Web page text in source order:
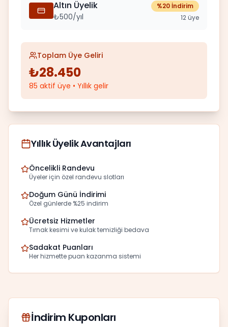
Altın Üyelik
₺500/yıl
%20İndirim
12 üye
Toplam Üye Geliri
₺28.450
85 aktif üye • Yıllık gelir
Yıllık Üyelik Avantajları
Öncelikli Randevu
Üyeler için özel randevu slotları
Doğum Günü İndirimi
Özel günlerde %25 indirim
Ücretsiz Hizmetler
Tırnak kesimi ve kulak temizliği bedava
Sadakat Puanları
Her hizmette puan kazanma sistemi
İndirim Kuponları